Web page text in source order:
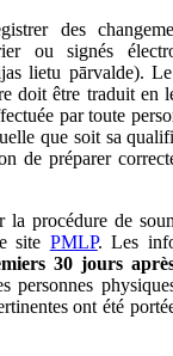
des
ou signés
lietu pārvalde).
doit être traduit en
par toute
que soit sa
de préparer
la procédure de
site PMLP. Les
30 jours
personnes
ont été